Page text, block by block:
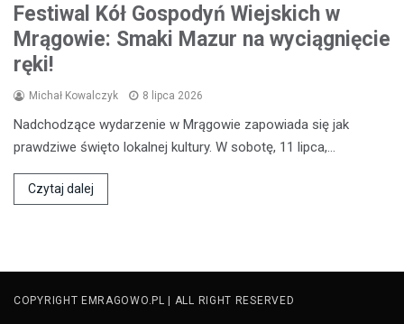
Festiwal Kół Gospodyń Wiejskich w
Mrągowie: Smaki Mazur na wyciągnięcie
ręki!
Michał Kowalczyk 8 lipca 2026
Nadchodzące wydarzenie w Mrągowie zapowiada się jak
prawdziwe święto lokalnej kultury. W sobotę, 11 lipca,…
Czytaj dalej
COPYRIGHT EMRAGOWO.PL | ALL RIGHT RESERVED